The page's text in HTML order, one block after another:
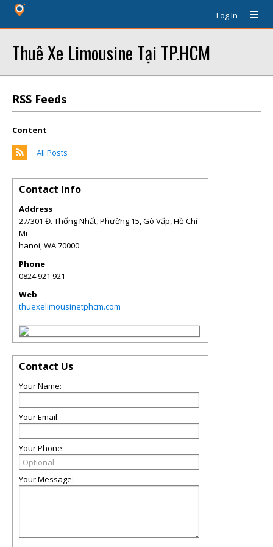
Log In
Thuê Xe Limousine Tại TP.HCM
RSS Feeds
Content
All Posts
Contact Info
Address
27/301 Đ. Thống Nhất, Phường 15, Gò Vấp, Hồ Chí
Mi
hanoi,WA70000
Phone
0824 921 921
Web
thuexelimousinetphcm.com
Contact Us
Your Name:
Your Email:
Your Phone:
Your Message: